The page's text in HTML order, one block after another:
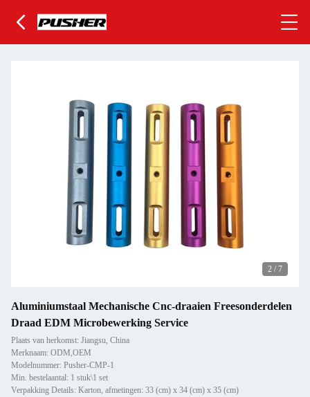
2 / 7
Aluminiumstaal Mechanische Cnc-draaien Freesonderdelen
Draad EDM Microbewerking Service
Plaats van herkomst: Jiangsu, China
Merknaam: ODM,OEM
Modelnummer: Pusher-CMP-1
Min. bestelaantal: 1 stuk\1 set
Verpakking Details: Karton, afmetingen: 33 (cm) x 34 (cm) x 35 (cm)